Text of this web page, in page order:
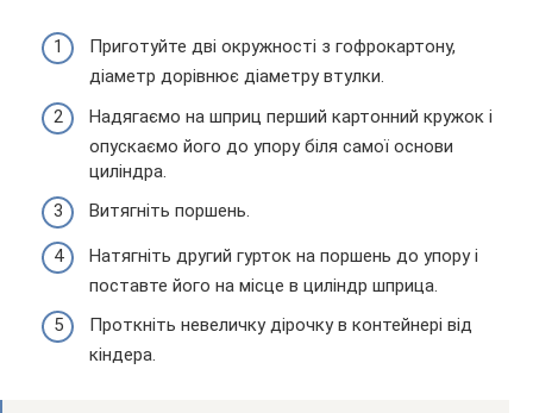
Приготуйте дві окружності з гофрокартону,
діаметр дорівнює діаметру втулки.
Надягаємо на шприц перший картонний кружок і
опускаємо його до упору біля самої основи
циліндра.
Витягніть поршень.
Натягніть другий гурток на поршень до упору і
поставте його на місце в циліндр шприца.
Проткніть невеличку дірочку в контейнері від
кіндера.